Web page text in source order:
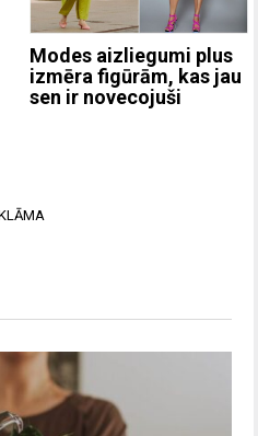
Modes aizliegumi plus
izmēra figūrām, kas jau
sen ir novecojuši